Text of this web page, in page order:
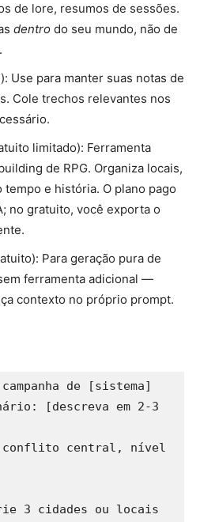
de lore, resumos de sessões.
dentro do seu mundo, não de
Use para manter suas notas de
Cole trechos relevantes nos
limitado): Ferramenta
de RPG. Organiza locais,
e história. O plano pago
no gratuito, você exporta o
Para geração pura de
ferramenta adicional —
contexto no próprio prompt.
de [sistema]
[descreva em 2-3
conflito central, nível
3 cidades ou locais